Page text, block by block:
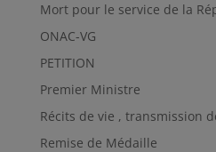
Mort pour le service de la
ONAC-VG
PETITION
Premier Ministre
Récits de vie , transmission
Remise de Médaille